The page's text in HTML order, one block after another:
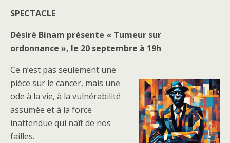
SPECTACLE
Désiré Binam présente « Tumeur sur
ordonnance », le 20 septembre à 19h
Ce n’est pas seulement une
pièce sur le cancer, mais une
ode à la vie, à la vulnérabilité
assumée et à la force
inattendue qui naît de nos
failles.